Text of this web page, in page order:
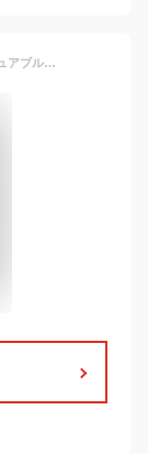
ジルスチュアート JILL STUART サムシングピュアブルー シマリング UVプロテクター 60g UVケア（フェイス） [576764]